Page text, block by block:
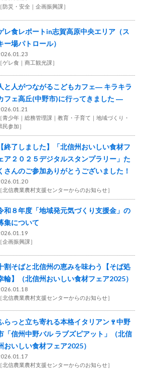
［防災・安全 企画振興課］
レ食レポートin志賀高原中央エリア（ス
ー場パトロール）
［ゲレ食 商工観光課］
と人がつながるこどもカフェ― キラキラ
フェ高丘(中野市)に行ってきました ―
［青少年 総務管理課 教育・子育て
地域づくり・
民参加］
【終了しました】「北信州おいしい食材フ
ア２０２５デジタルスタンプラリー」た
さんのご参加ありがとうございました！
［北信農業農村支援センターからのお知らせ］
和８年度「地域発元気づくり支援金」の
集について
［企画振興課］
割そばと北信州の恵みを味わう【そば処
輪】（北信州おいしい食材フェア2025）
［北信農業農村支援センターからのお知らせ］
らっと立ち寄れる本格イタリアン🍷中野
「信州中野バル ラブズピアット」（北信
おいしい食材フェア2025）
［北信農業農村支援センターからのお知らせ］